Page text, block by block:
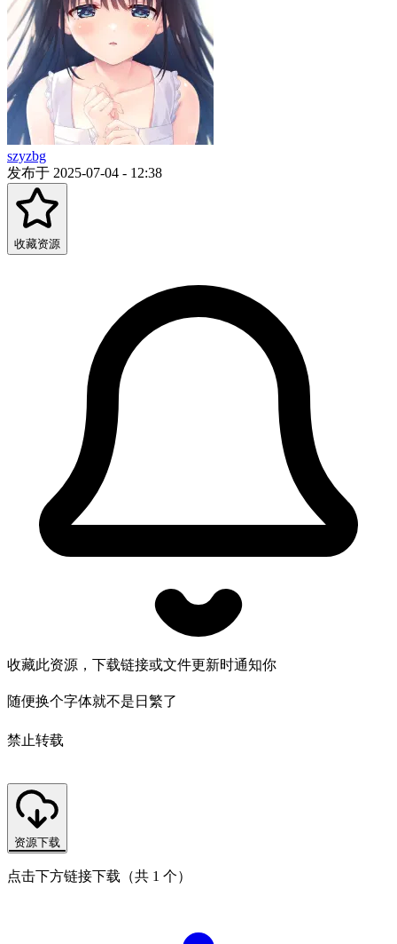
szyzbg
发布于 2025-07-04 - 12:38
收藏资源
收藏此资源，下载链接或文件更新时通知你
随便换个字体就不是日繁了
禁止转载
资源下载
点击下方链接下载（共 1 个）